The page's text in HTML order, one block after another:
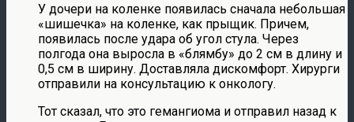
У дочери на коленке появилась сначала небольшая
«шишечка» на коленке, как прыщик. Причем,
появилась после удара об угол стула. Через
полгода она выросла в «блямбу» до 2 см в длину и
0,5 см в ширину. Доставляла дискомфорт. Хирурги
отправили на консультацию к онкологу.
Тот сказал, что это гемангиома и отправил назад к